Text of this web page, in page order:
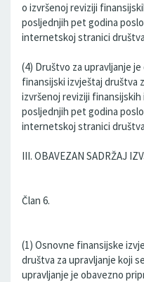
o izvršenoj reviziji
posljednjih pet godina
internetskoj stranici
(4) Društvo za upravljanje
finansijski izvještaj društva
izvršenoj reviziji
posljednjih pet godina
internetskoj stranici
III. OBAVEZAN SADRŽAJ
Član 6.
(1) Osnovne finansijske
društva za upravljanje koji
upravljanje je obavezno